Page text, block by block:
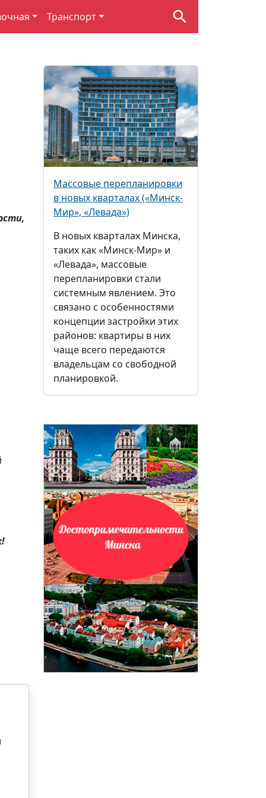
Транспорт
Массовые перепланировки
в новых кварталах («Минск-
Мир», «Левада»)
В новых кварталах Минска,
таких как «Минск-Мир» и
«Левада», массовые
перепланировки стали
системным явлением. Это
связано с особенностями
концепции застройки этих
районов: квартиры в них
чаще всего передаются
владельцам со свободной
планировкой.